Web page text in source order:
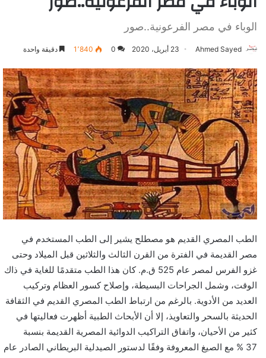
الوباء في مصر الفرعونية..صور
Ahmed Sayed 23 أبريل، 2020 0 1٬840 دقيقة واحدة
الطب المصري القديم هو مصطلح يشير إلى الطب المستخدم في
مصر القديمة في الفترة من القرن الثالث والثلاثين قبل الميلاد وحتى
غزو الفرس لمصر عام 525 ق.م. كان هذا الطب متقدمًا للغاية في ذاك
الوقت، وشمل الجراحات البسيطة، وإصلاح كسور العظام وتركيب
العديد من الأدوية. بالرغم من ارتباط الطب المصري القديم في الثقافة
الحديثة بالسحر والتعاويذ، إلا أن الأبحاث الطبية أظهرت فعاليتها في
كثير من الأحيان، واتفاق التراكيب الدوائية المصرية القديمة بنسبة
37 % مع الصيغ المعروفة وفقًا لدستور الصيدلية البريطاني الصادر عام